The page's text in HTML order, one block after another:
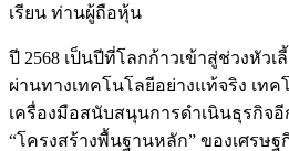
เรียน ท่านผู้ถือหุ้น
ปี 2568 เป็นปีที่โลกก้าวเข้าสู่ช่วงหัว
ผ่านทางเทคโนโลยีอย่างแท้จริง เทค
เครื่องมือสนับสนุนการดำเนินธุรกิจ
“โครงสร้างพื้นฐานหลัก” ของเศรษฐ